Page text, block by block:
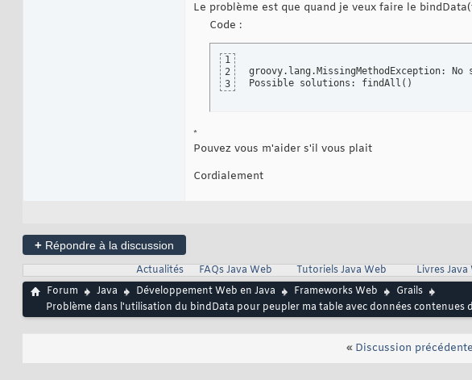
16
17
18
19
20
21
22
23
Le problème est que quand je veux faire le
Code :
1
2
3
groovy.lang.MissingMethodException:
Possible solutions: findAll ( )
*
Pouvez vous m'aider s'il vous plait
Cordialement
+ Répondre à la discussion
Actualités
FAQs Java Web Tutoriels Java Web Livres Java
Forum
Java Développement Web en Java Frameworks Web
Grails
Problème dans l'utilisation du bindData pour peupler ma table avec données contenues
« Discussion précédente